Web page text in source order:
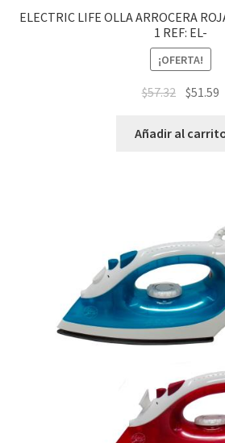
ELECTRIC LIFE OLLA ARROCERA
1 REF: EL-
¡OFERTA!
$57.32 $51.59
Añadir al